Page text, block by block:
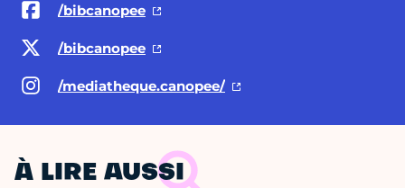
/bibcanopee
/bibcanopee
/mediatheque.canopee/
À LIRE AUSSI